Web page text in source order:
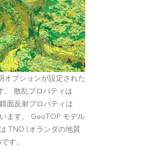
オプションが設定された
。 散乱プロパティは
面反射プロパティは
ます。 GeoTOP モデル
TNO (オランダの地質
す。